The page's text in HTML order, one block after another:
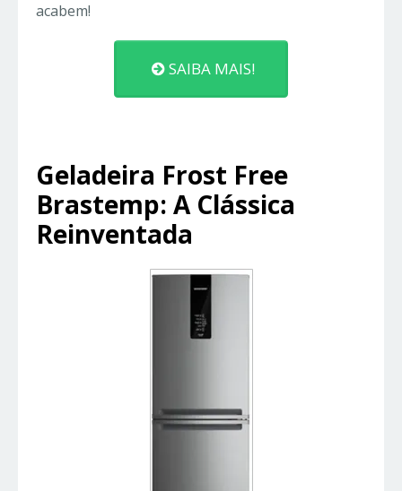
acabem!
SAIBA MAIS!
Geladeira Frost Free
Brastemp: A Clássica
Reinventada